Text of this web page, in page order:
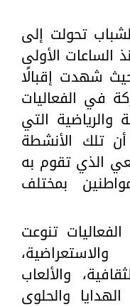
تحولت إلى
الساعات الأولى
شهدت إقبالًا
في الفعاليات
والرياضية التي
تلك الأنشطة
الذي تقوم به
بمختلف
تنوعت
والألعاب
والحلوى